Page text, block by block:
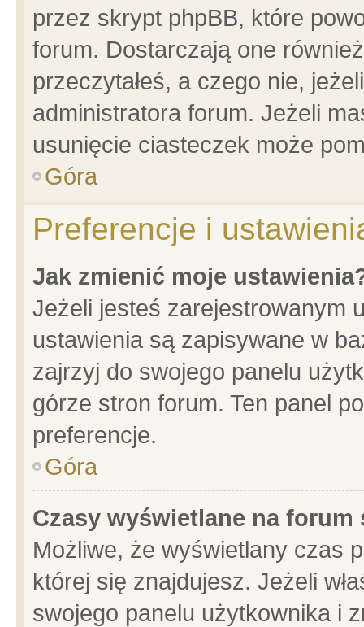
przez skrypt phpBB, które
forum. Dostarczają one
przeczytałeś, a czego nie,
administratora forum. Jeżeli
usunięcie ciasteczek może
Góra
Preferencje i
Jak zmienić moje
Jeżeli jesteś zarejestrowanym
ustawienia są zapisywane w
zajrzyj do swojego panelu
górze stron forum. Ten panel
preferencje.
Góra
Czasy wyświetlane na forum
Możliwe, że wyświetlany czas
której się znajdujesz. Jeżeli
swojego panelu użytkownika i